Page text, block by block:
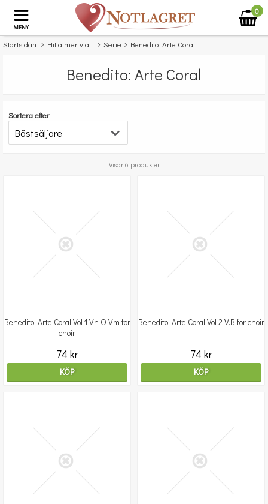
MENY
0
Startsidan Hitta mer via... Serie Benedito: Arte Coral
Benedito: Arte Coral
Sortera efter
Visar 6 produkter
Benedito: Arte Coral Vol 1 Vh O Vm for
choir
74 kr
KÖP
Benedito: Arte Coral Vol 2 V.B.for choir
74 kr
KÖP